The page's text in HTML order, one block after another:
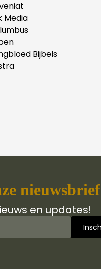
Media
Bijbels
nieuwsbrief
en updates!